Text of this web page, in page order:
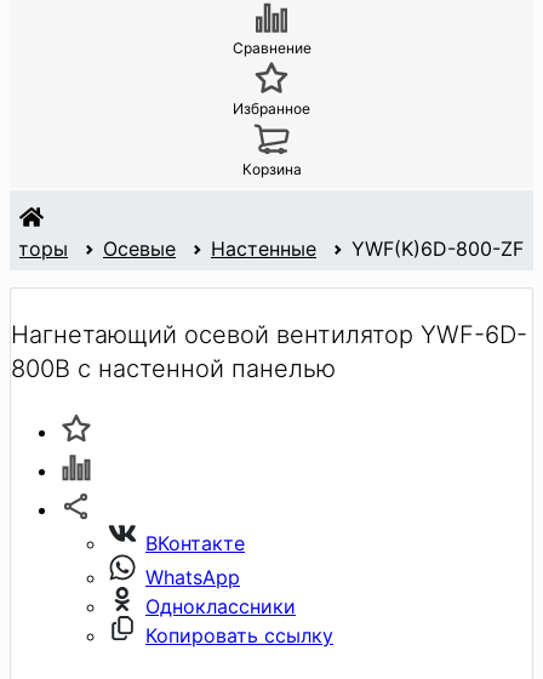
Сравнение
Избранное
Корзина
Осевые Настенные YWF(K)6D-800-ZF
Нагнетающий осевой вентилятор YWF-6D-
800B с настенной панелью
ВКонтакте
WhatsApp
Одноклассники
Копировать ссылку